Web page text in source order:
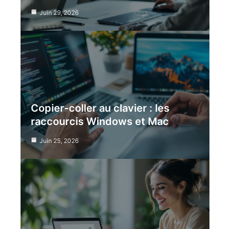
Juin 29, 2026
Copier-coller au clavier : les
raccourcis Windows et Mac
Juin 25, 2026